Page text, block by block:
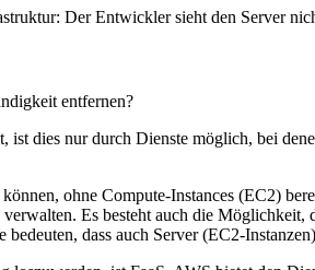
Der Entwickler sieht den Server
entfernen?
dies nur durch Dienste möglich, bei
ohne Compute-Instances (EC2)
Es besteht auch die
dass auch Server (EC2-